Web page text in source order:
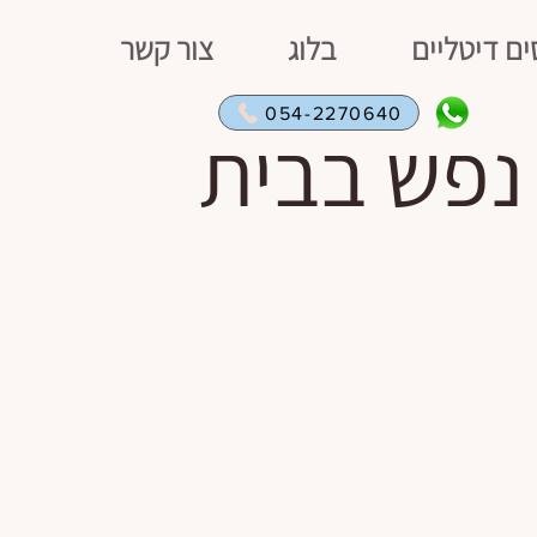
דיטליים בלוג צור קשר
054-2270640
בבית